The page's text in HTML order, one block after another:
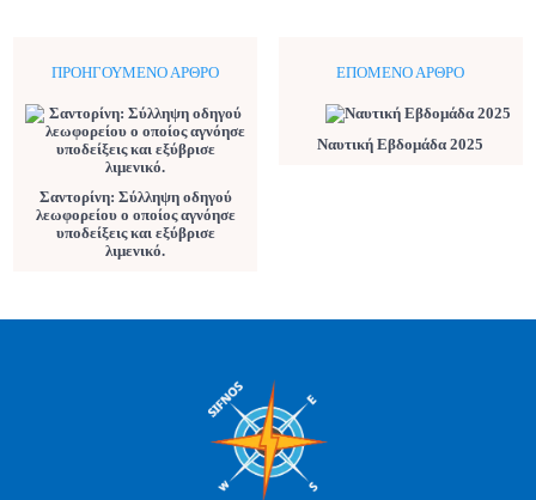
ΠΡΟΗΓΟΎΜΕΝΟ ΆΡΘΡΟ
Σαντορίνη: Σύλληψη οδηγού
λεωφορείου ο οποίος αγνόησε
υποδείξεις και εξύβρισε
λιμενικό.
ΕΠΌΜΕΝΟ ΆΡΘΡΟ
Ναυτική Εβδομάδα 2025